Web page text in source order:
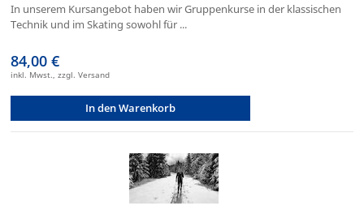
In unserem Kursangebot haben wir Gruppenkurse in der klassischen
Technik und im Skating sowohl für ...
84,00 €
inkl. Mwst., zzgl. Versand
In den Warenkorb